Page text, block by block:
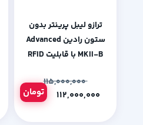
ترازو لیبل پرینتر بدون
ستون رادین Advanced
MKII-B با قابلیت RFID
۱۱۵,۰۰۰,۰۰۰
تومان